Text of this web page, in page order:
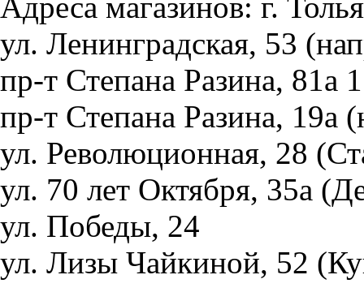
ул. Ленинградская, 53
пр-т Степана Разина, 81а
пр-т Степана Разина, 19а
ул. Революционная, 28
ул. 70 лет Октября, 35а
ул. Победы, 24
ул. Лизы Чайкиной, 52